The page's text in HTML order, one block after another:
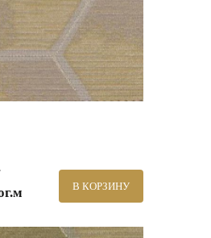
В КОРЗИНУ